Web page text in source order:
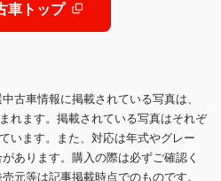
車トップ
古車情報に掲載されている写真は、
れます。掲載されている写真はそれぞ
います。また、対応は年式やグレー
あります。購入の際は必ずご確認く
元等は記事掲載時点でのものです。